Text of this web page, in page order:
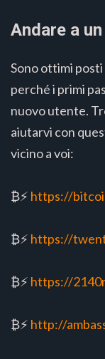
Andare a
Sono ottimi
perché i primi
nuovo utente.
aiutarvi con
vicino a voi:
₿⚡️ https://
₿⚡️ https://
₿⚡️ https://
₿⚡️ http://